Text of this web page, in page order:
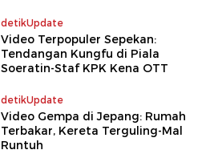
detikUpdate
Video Terpopuler Sepekan:
Tendangan Kungfu di Piala
Soeratin-Staf KPK Kena OTT
detikUpdate
Video Gempa di Jepang: Rumah
Terbakar, Kereta Terguling-Mal
Runtuh